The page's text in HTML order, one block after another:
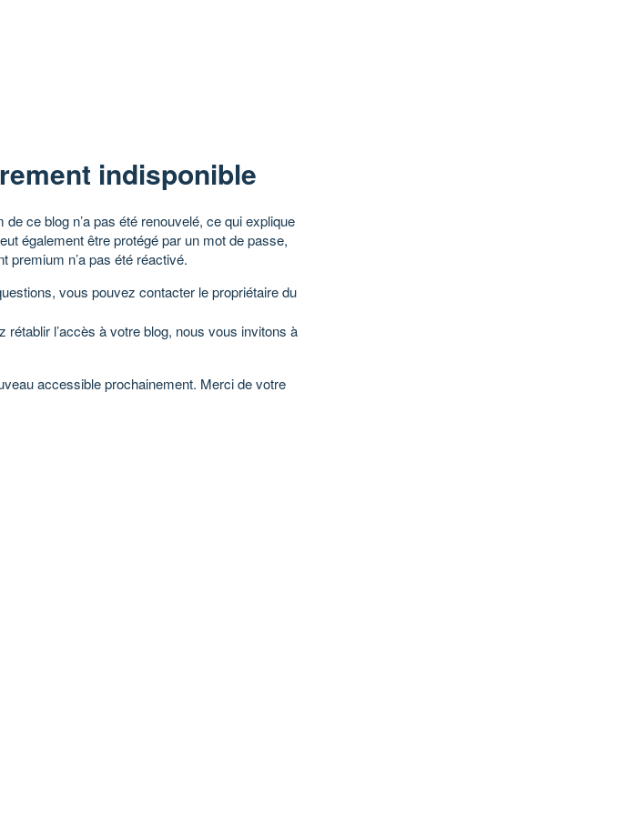
indisponible
ce blog n’a pas été renouvelé, ce qui explique
également être protégé par un mot de passe,
premium n’a pas été réactivé.
vous pouvez contacter le propriétaire du
rétablir l’accès à votre blog, nous vous invitons à
accessible prochainement. Merci de votre